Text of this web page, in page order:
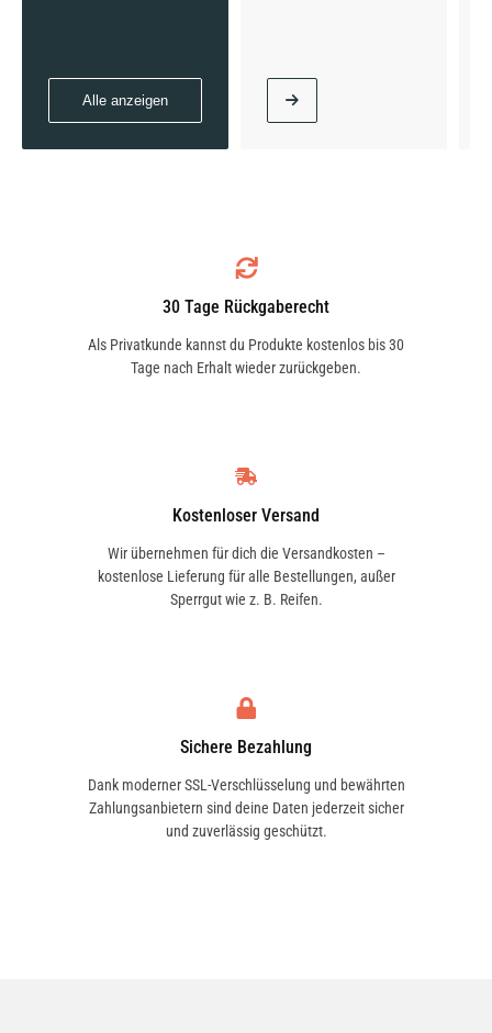
Alle anzeigen
30 Tage Rückgaberecht
Als Privatkunde kannst du Produkte kostenlos bis 30
Tage nach Erhalt wieder zurückgeben.
Kostenloser Versand
Wir übernehmen für dich die Versandkosten –
kostenlose Lieferung für alle Bestellungen, außer
Sperrgut wie z. B. Reifen.
Sichere Bezahlung
Dank moderner SSL-Verschlüsselung und bewährten
Zahlungsanbietern sind deine Daten jederzeit sicher
und zuverlässig geschützt.